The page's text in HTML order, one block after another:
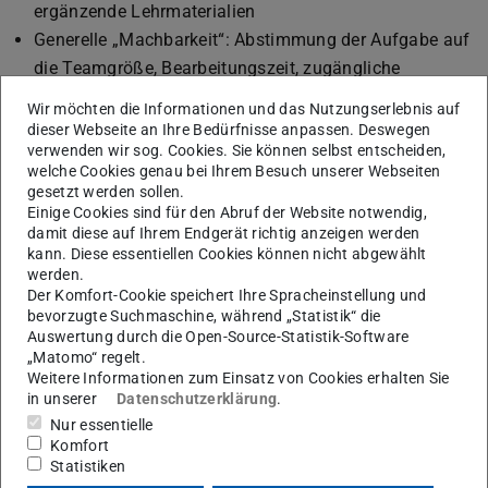
ergänzende Lehrmaterialien
Generelle „Machbarkeit“: Abstimmung der Aufgabe auf
die Teamgröße, Bearbeitungszeit, zugängliche
Aufgabenskript
Die oben genannten Elemente können in einem
Aufgabenskript beispielsweise in ein zielbasiertes
Szenario verpackt werden (
2018, S. 53-62;Reinmann 2015, S. 83). Dieses Szenario
gibt zunächst mit einer realitätsnahen Geschichte oder
Situationsbeschreibung einen thematischen Kontext vor
(der sogar durch eine Exkursion in einem Unternehmen,
einer Forschungseinrichtung oder anderen Einrichtungen
real erlebbar gemacht werden kann). In diese Geschichte
ist ein möglichst spannender und interessanter Auftrag
Wir möchten die Informationen und das Nutzungserlebnis auf
dieser Webseite an Ihre Bedürfnisse anpassen. Deswegen
verwenden wir sog. Cookies. Sie können selbst entscheiden,
welche Cookies genau bei Ihrem Besuch unserer Webseiten
gesetzt werden sollen.
Einige Cookies sind für den Abruf der Website notwendig,
damit diese auf Ihrem Endgerät richtig anzeigen werden
kann. Diese essentiellen Cookies können nicht abgewählt
werden.
Der Komfort-Cookie speichert Ihre Spracheinstellung und
bevorzugte Suchmaschine, während „Statistik“ die
Auswertung durch die Open-Source-Statistik-Software
„Matomo“ regelt.
Weitere Informationen zum Einsatz von Cookies erhalten Sie
in unserer
Datenschutzerklärung.
Nur essentielle
Komfort
Statistiken